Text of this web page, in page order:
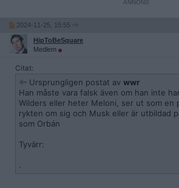
2024-11-25, 15:55
HipToBeSquare
Medlem
Citat:
Ursprungligen postat av wwr
Han måste vara falsk även om han inte
Wilders eller heter Meloni, ser ut som en
rykten om sig och Musk eller är utbildad
som Orbán
Tyvärr: